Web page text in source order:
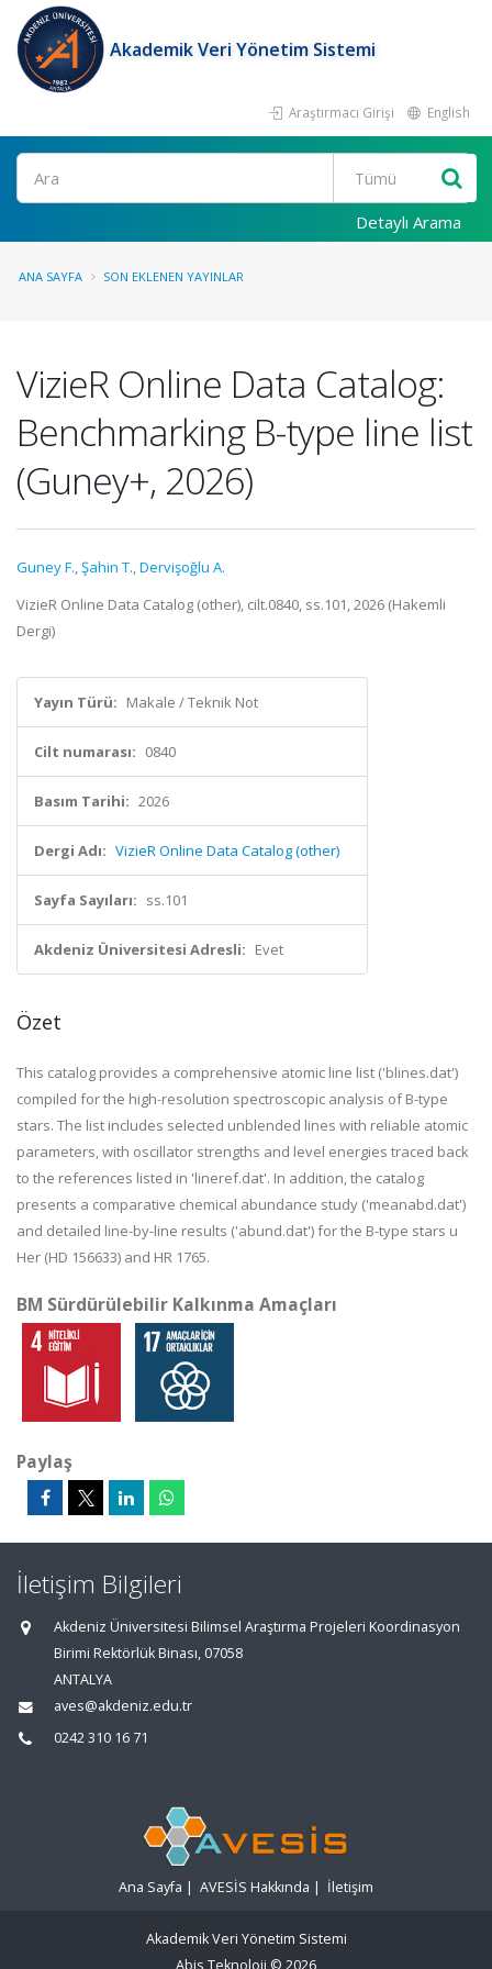
Akademik Veri Yönetim Sistemi
Araştırmacı Girişi English
Ara
Detaylı Arama
ANA SAYFA SON EKLENEN YAYINLAR
VizieR Online Data Catalog:
Benchmarking B-type line list
(Guney+, 2026)
Guney F.,Şahin T.,Dervişoğlu A.
VizieR Online Data Catalog (other), cilt.0840, ss.101, 2026 (Hakemli
Dergi)
Yayın Türü: Makale / Teknik Not
Cilt numarası: 0840
Basım Tarihi: 2026
Dergi Adı: VizieR Online Data Catalog (other)
Sayfa Sayıları: ss.101
Akdeniz Üniversitesi Adresli: Evet
Özet
This catalog provides a comprehensive atomic line list ('blines.dat')
compiled for the high-resolution spectroscopic analysis of B-type
stars. The list includes selected unblended lines with reliable atomic
parameters, with oscillator strengths and level energies traced back
to the references listed in 'lineref.dat'. In addition, the catalog
presents a comparative chemical abundance study ('meanabd.dat')
and detailed line-by-line results ('abund.dat') for the B-type stars u
Her (HD 156633) and HR 1765.
BM Sürdürülebilir Kalkınma Amaçları
Paylaş
İletişim Bilgileri
Akdeniz Üniversitesi Bilimsel Araştırma Projeleri Koordinasyon
Birimi Rektörlük Binası, 07058
ANTALYA
aves@akdeniz.edu.tr
0242 310 16 71
Ana Sayfa | AVESİS Hakkında | İletişim
Akademik Veri Yönetim Sistemi
Abis Teknoloji © 2026